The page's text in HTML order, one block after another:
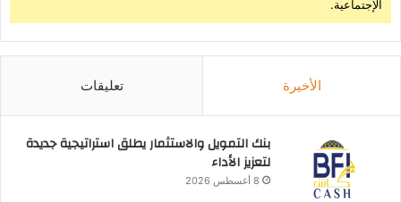
الإجتماعية.
الأخيرة تعليقات
بنك التمويل والاستثمار يطلق استراتيجية جديدة
لتعزيز الأداء
8 أغسطس 2026